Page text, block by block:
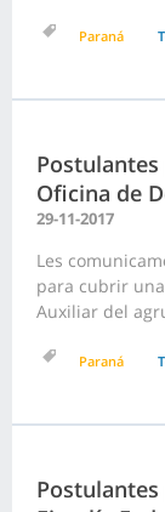
Paraná
Oficina de
29-11-2017
Les
para cubrir
Auxiliar del
Paraná